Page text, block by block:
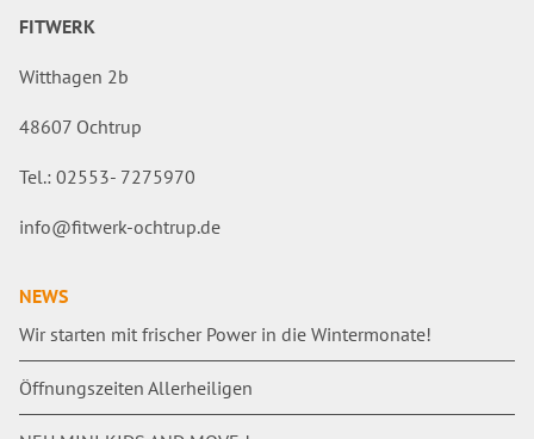
FITWERK
Witthagen 2b
48607 Ochtrup
Tel.: 02553- 7275970
info@fitwerk-ochtrup.de
NEWS
Wir starten mit frischer Power in die Wintermonate!
Öffnungszeiten Allerheiligen